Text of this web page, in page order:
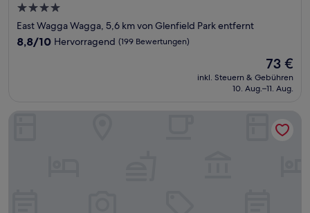
4.0-
Sterne-
Unterkunft
East Wagga Wagga, 5,6 km von Glenfield Park entfernt
8.8
8,8/10 Hervorragend (199 Bewertungen)
Der
Preis
beträgt
73 €
inkl. Steuern & Gebühren
10. Aug.–11. Aug.
Centralpoint Motel